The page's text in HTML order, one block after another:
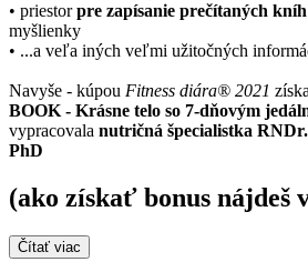
• priestorpre zapísanie prečítaných kníh
myšlienky
• ...a veľa iných veľmi užitočných
Navyše - kúpou Fitness diára® 2021
BOOK - Krásne telo so 7-dňovým
vypracovala nutričná špecialistka
PhD
(ako získať bonus nájdeš
Čítať viac